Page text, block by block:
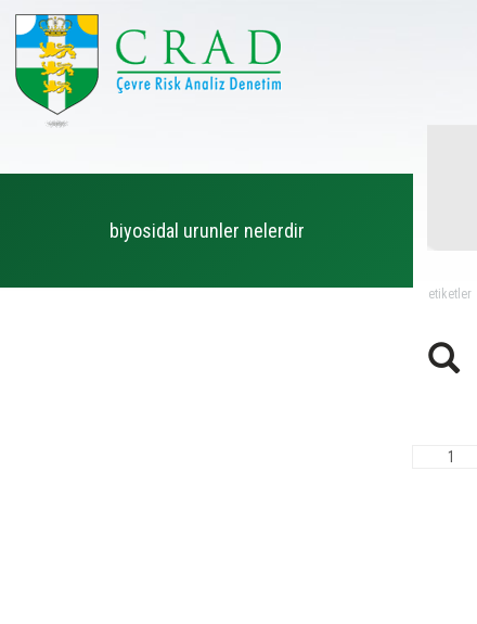
biyosidal urunler nelerdir
eti̇ketler
1